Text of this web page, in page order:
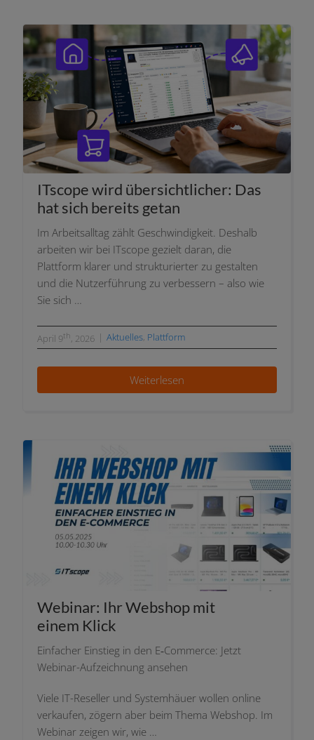
ITscope wird über­sicht­li­cher: Das
hat sich bereits getan
Im Arbeitsalltag zählt Geschwindigkeit. Deshalb
arbei­ten wir bei ITscope gezielt dar­an, die
Plattform kla­rer und struk­tu­rier­ter zu gestal­ten
und die Nutzerführung zu ver­bes­sern – also wie
Sie sich …
April 9th, 2026 | Aktuelles, Plattform
Weiterlesen
Webinar: Ihr Webshop mit
einem Klick
Einfacher Einstieg in den E‑Commerce: Jetzt
Webinar-Aufzeichnung ansehen
Viele IT-Reseller und Systemhäuer wol­len online
ver­kau­fen, zögern aber beim Thema Webshop. Im
Webinar zei­gen wir, wie …